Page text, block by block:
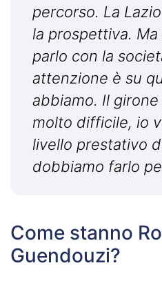
percorso. La
la prospettiva.
parlo con la
attenzione è su
abbiamo. Il
molto difficile, io
livello prestativo
dobbiamo farlo
Come stanno
Guendouzi?